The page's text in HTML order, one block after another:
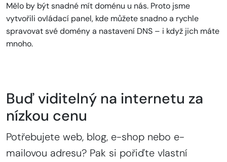
Mělo by být snadné mít doménu u nás. Proto jsme
vytvořili ovládací panel, kde můžete snadno a rychle
spravovat své domény a nastavení DNS – i když jich máte
mnoho.
Buď viditelný na internetu za
nízkou cenu
Potřebujete web, blog, e-shop nebo e-
mailovou adresu? Pak si pořiďte vlastní